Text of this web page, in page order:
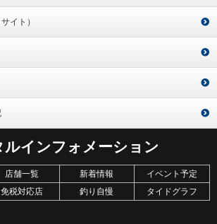
イト）
ルインフォメーション
店舗一覧 新着情報
イベント予定
免税対応店 釣り自慢
タイドグラフ